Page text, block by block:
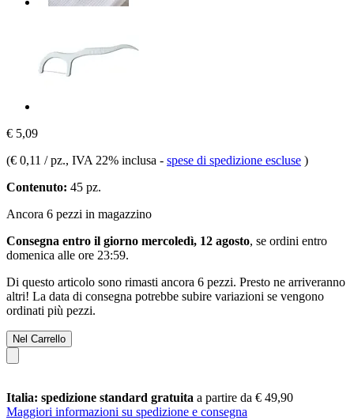
€ 5,09
(€ 0,11 / pz., IVA 22% inclusa - spese di spedizione escluse )
Contenuto: 45 pz.
Ancora 6 pezzi in magazzino
Consegna entro il giorno mercoledì, 12 agosto, se ordini entro
domenica alle ore 23:59.
Di questo articolo sono rimasti ancora 6 pezzi. Presto ne arriveranno
altri! La data di consegna potrebbe subire variazioni se vengono
ordinati più pezzi.
Nel Carrello
Italia: spedizione standard gratuita a partire da € 49,90
Maggiori informazioni su spedizione e consegna